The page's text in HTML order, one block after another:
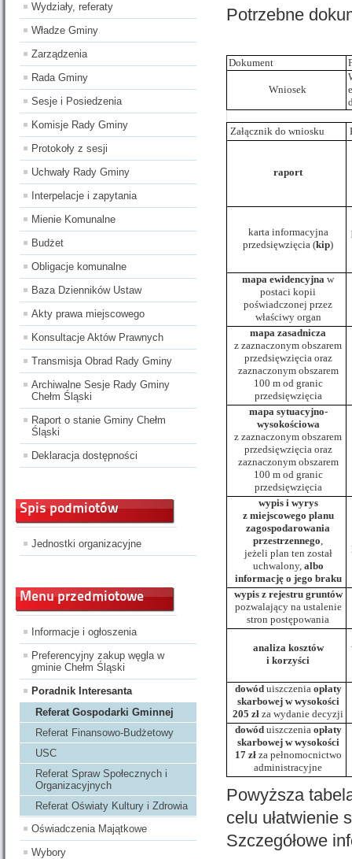
Wydziały, referaty
Władze Gminy
Zarządzenia
Rada Gminy
Sesje i Posiedzenia
Komisje Rady Gminy
Protokoły z sesji
Uchwały Rady Gminy
Interpelacje i zapytania
Mienie Komunalne
Budżet
Obligacje komunalne
Baza Dzienników Ustaw
Akty prawa miejscowego
Konsultacje Aktów Prawnych
Transmisja Obrad Rady Gminy
Archiwalne Sesje Rady Gminy
Chełm Śląski
Raport o stanie Gminy Chełm
Śląski
Deklaracja dostępności
Spis podmiotów
Jednostki organizacyjne
Menu przedmiotowe
Informacje i ogłoszenia
Preferencyjny zakup węgla w
gminie Chełm Śląski
Poradnik Interesanta
Referat Gospodarki Gminnej
Referat Finansowo-Budżetowy
USC
Referat Spraw Społecznych i
Organizacyjnych
Referat Oświaty Kultury i Zdrowia
Oświadczenia Majątkowe
Wybory
Potrzebne
Dokument
Wniosek
Załącznik do wniosku
raport
karta informacyjna
przedsięwzięcia (kip)
mapa ewidencyjnaw
postaci kopii
poświadczonej przez
właściwy organ
mapazasadnicza
z zaznaczonym obszarem
przedsięwzięcia oraz
zaznaczonym obszarem
100 m od granic
przedsięwzięcia
mapa sytuacyjno-
wysokościowa
z zaznaczonym obszarem
przedsięwzięcia oraz
zaznaczonym obszarem
100 m od granic
przedsięwzięcia
wypis i wyrys
z miejscowego planu
zagospodarowania
przestrzennego,
jeżeli plan ten został
uchwalony, albo
informację o jego braku
wypis z rejestru gruntów
pozwalający na ustalenie
stron postępowania
analiza kosztów
i korzyści
dowóduiszczenia opłaty
skarbowej w wysokości
205 zł za wydanie decyzji
dowóduiszczenia opłaty
skarbowej w wysokości
17 zł za pełnomocnictwo
administracyjne
Powyższa
celu ułatwienie
Szczegółowe